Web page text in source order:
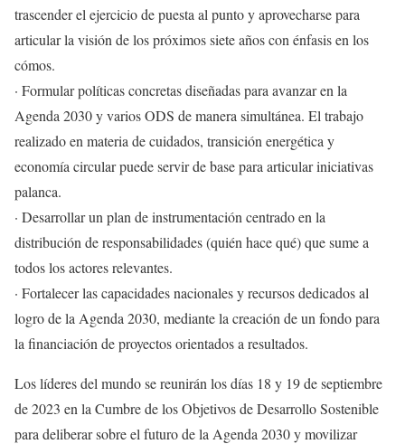
trascender el ejercicio de puesta al punto y aprovecharse para
articular la visión de los próximos siete años con énfasis en los
cómos.
· Formular políticas concretas diseñadas para avanzar en la
Agenda 2030 y varios ODS de manera simultánea. El trabajo
realizado en materia de cuidados, transición energética y
economía circular puede servir de base para articular iniciativas
palanca.
· Desarrollar un plan de instrumentación centrado en la
distribución de responsabilidades (quién hace qué) que sume a
todos los actores relevantes.
· Fortalecer las capacidades nacionales y recursos dedicados al
logro de la Agenda 2030, mediante la creación de un fondo para
la financiación de proyectos orientados a resultados.
Los líderes del mundo se reunirán los días 18 y 19 de septiembre
de 2023 en la Cumbre de los Objetivos de Desarrollo Sostenible
para deliberar sobre el futuro de la Agenda 2030 y movilizar